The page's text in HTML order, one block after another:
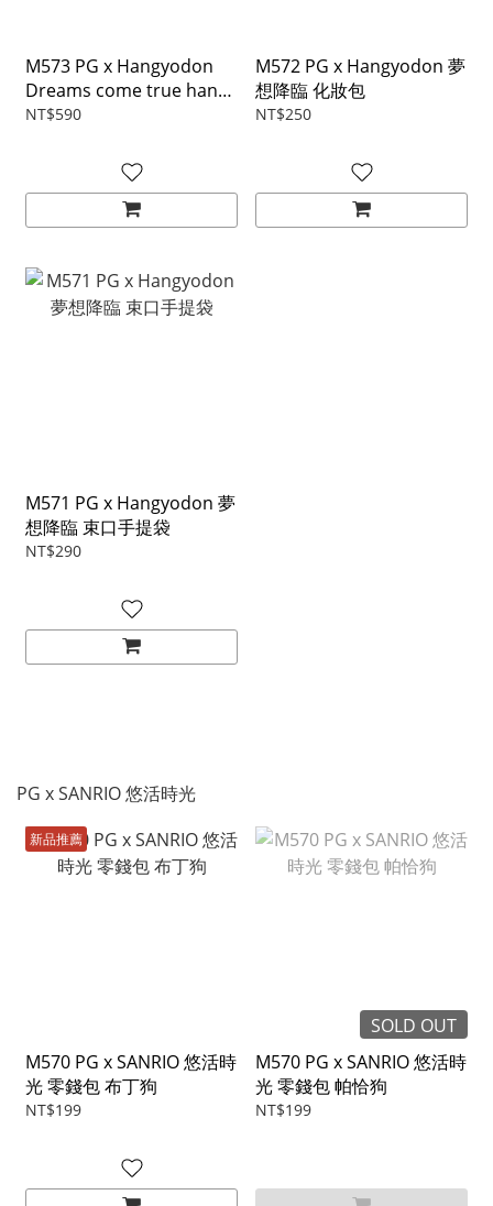
M573 PG x Hangyodon
Dreams come true hand
bag
NT$590
M572 PG x Hangyodon 夢
想降臨 化妝包
NT$250
M571 PG x Hangyodon 夢
想降臨 束口手提袋
NT$290
PG x SANRIO 悠活時光
新品推薦
M570 PG x SANRIO 悠活時
光 零錢包 布丁狗
NT$199
SOLD OUT
M570 PG x SANRIO 悠活時
光 零錢包 帕恰狗
NT$199